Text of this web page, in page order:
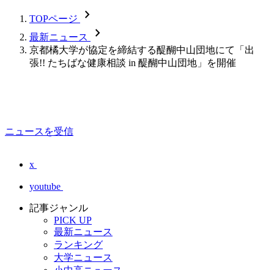
TOPページ chevron_forward
最新ニュース chevron_forward
京都橘大学が協定を締結する醍醐中山団地にて「出
張!! たちばな健康相談 in 醍醐中山団地」を開催
ニュースを受信
x
youtube
記事ジャンル
PICK UP
最新ニュース
ランキング
大学ニュース